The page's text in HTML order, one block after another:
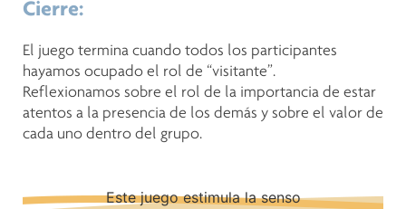
Cierre:
El juego termina cuando todos los participantes
hayamos ocupado el rol de “visitante”.
Reflexionamos sobre el rol de la importancia de estar
atentos a la presencia de los demás y sobre el valor de
cada uno dentro del grupo.
Este juego estimula la senso